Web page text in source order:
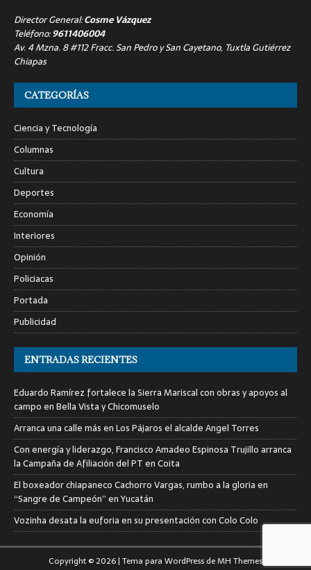
Director General:Cosme Vázquez
Teléfono:9611406004
Av. 4 Mzna. 8 #112 Fracc. San Pedro y San Cayetano, Tuxtla Gutiérrez
Chiapas
CATEGORÍAS
Ciencia y Tecnología
Columnas
Cultura
Deportes
Economía
Interiores
Opinión
Policiacas
Portada
Publicidad
ENTRADAS RECIENTES
Eduardo Ramírez fortalece la Sierra Mariscal con obras y apoyos al
campo en Bella Vista y Chicomuselo
Arranca una calle más en Los Pájaros el alcalde Angel Torres
Con energía y liderazgo, Francisco Amadeo Espinosa Trujillo arranca
la Campaña de Afiliación del PT en Coita
El boxeador chiapaneco Cachorro Vargas, rumbo a la gloria en
“Sangre de Campeón” en Yucatán
Vozinha desata la euforia en su presentación con Colo Colo
Copyright © 2026 | Tema para WordPress deMH Themes